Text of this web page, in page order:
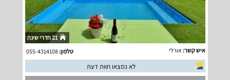
21 חדרי שינה
איש קשר: אורלי טלפון:055-4314108
לא נמצאו חוות דעת